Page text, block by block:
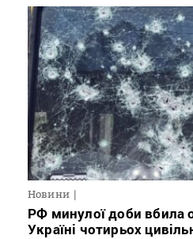
Новини
РФ минулої доби вбила
Україні чотирьох